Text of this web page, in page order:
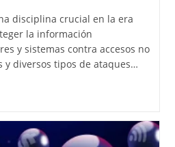
disciplina crucial en la era
la información
y sistemas contra accesos no
y diversos tipos de ataques…